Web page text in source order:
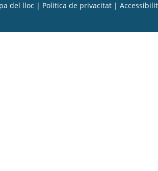
del lloc | Politica de privacitat |